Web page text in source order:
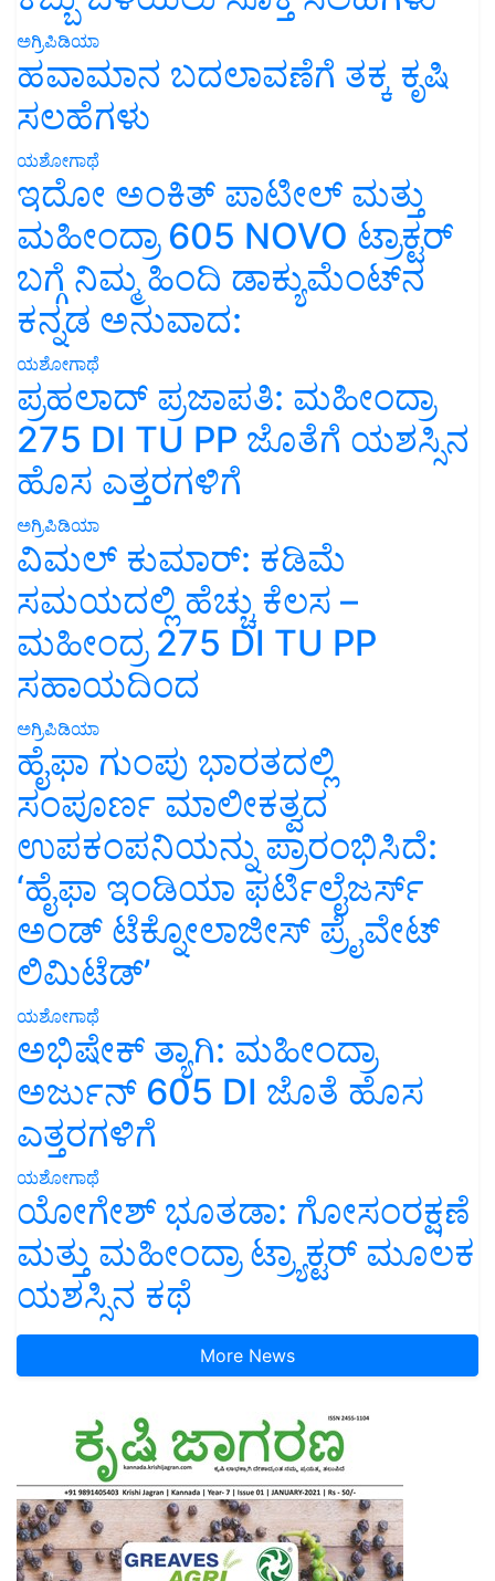
ಅಗ್ರಿಪಿಡಿಯಾ
ಹವಾಮಾನ ಬದಲಾವಣೆಗೆ ತಕ್ಕ ಕೃಷಿ
ಸಲಹೆಗಳು
ಯಶೋಗಾಥೆ
ಇದೋ ಅಂಕಿತ್ ಪಾಟೀಲ್ ಮತ್ತು
ಮಹೀಂದ್ರಾ 605 NOVO ಟ್ರಾಕ್ಟರ್
ಬಗ್ಗೆ ನಿಮ್ಮ ಹಿಂದಿ ಡಾಕ್ಯುಮೆಂಟ್‌ನ
ಕನ್ನಡ ಅನುವಾದ:
ಯಶೋಗಾಥೆ
ಪ್ರಹಲಾದ್ ಪ್ರಜಾಪತಿ: ಮಹೀಂದ್ರಾ
275 DI TU PP ಜೊತೆಗೆ ಯಶಸ್ಸಿನ
ಹೊಸ ಎತ್ತರಗಳಿಗೆ
ಅಗ್ರಿಪಿಡಿಯಾ
ವಿಮಲ್ ಕುಮಾರ್: ಕಡಿಮೆ
ಸಮಯದಲ್ಲಿ ಹೆಚ್ಚು ಕೆಲಸ –
ಮಹೀಂದ್ರ 275 DI TU PP
ಸಹಾಯದಿಂದ
ಅಗ್ರಿಪಿಡಿಯಾ
ಹೈಫಾ ಗುಂಪು ಭಾರತದಲ್ಲಿ
ಸಂಪೂರ್ಣ ಮಾಲೀಕತ್ವದ
ಉಪಕಂಪನಿಯನ್ನು ಪ್ರಾರಂಭಿಸಿದೆ:
‘ಹೈಫಾ ಇಂಡಿಯಾ ಫರ್ಟಿಲೈಜರ್ಸ್
ಅಂಡ್ ಟೆಕ್ನೋಲಾಜೀಸ್ ಪ್ರೈವೇಟ್
ಲಿಮಿಟೆಡ್’
ಯಶೋಗಾಥೆ
ಅಭಿಷೇಕ್ ತ್ಯಾಗಿ: ಮಹೀಂದ್ರಾ
ಅರ್ಜುನ್ 605 DI ಜೊತೆ ಹೊಸ
ಎತ್ತರಗಳಿಗೆ
ಯಶೋಗಾಥೆ
ಯೋಗೇಶ್ ಭೂತಡಾ: ಗೋಸಂರಕ್ಷಣೆ
ಮತ್ತು ಮಹೀಂದ್ರಾ ಟ್ರ್ಯಾಕ್ಟರ್ ಮೂಲಕ
ಯಶಸ್ಸಿನ ಕಥೆ
More News